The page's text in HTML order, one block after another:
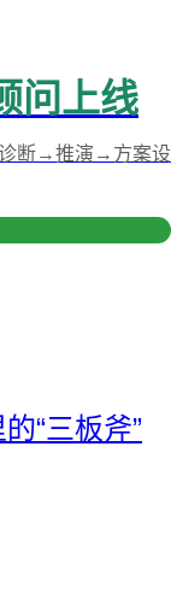
问上线
诊断→推演→方案设
“三板斧”